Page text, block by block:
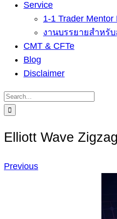
Service
1-1 Trader Mentor
งานบรรยายสำหรั
CMT & CFTe
Blog
Disclaimer
Search
for:
Elliott Wave
Previous